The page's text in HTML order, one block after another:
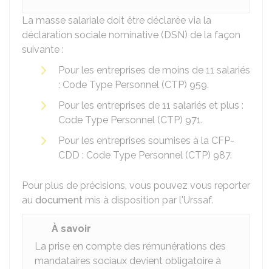
La masse salariale doit être déclarée via la
déclaration sociale nominative (DSN) de la façon
suivante :
Pour les entreprises de moins de 11 salariés
: Code Type Personnel (CTP) 959.
Pour les entreprises de 11 salariés et plus :
Code Type Personnel (CTP) 971.
Pour les entreprises soumises à la CFP-
CDD : Code Type Personnel (CTP) 987.
Pour plus de précisions, vous pouvez vous reporter
au document mis à disposition par l'Urssaf.
À savoir
La prise en compte des rémunérations des
mandataires sociaux devient obligatoire à